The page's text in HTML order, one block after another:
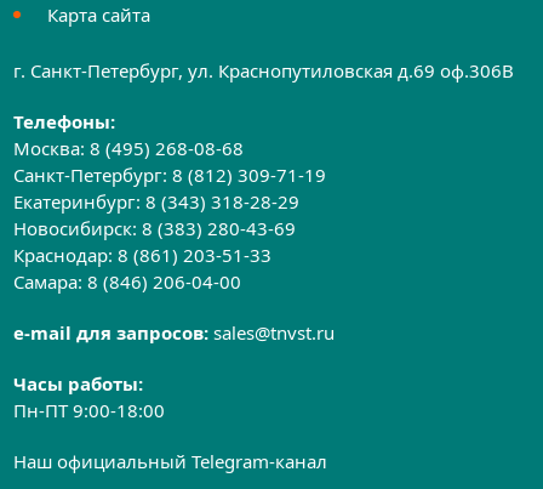
Карта сайта
г. Санкт-Петербург, ул. Краснопутиловская д.69 оф.306B
Телефоны:
Москва:8 (495) 268-08-68
Санкт-Петербург:8 (812) 309-71-19
Екатеринбург:8 (343) 318-28-29
Новосибирск:8 (383) 280-43-69
Краснодар:8 (861) 203-51-33
Самара:8 (846) 206-04-00
e-mail для запросов:sales@tnvst.ru
Часы работы:
Пн-ПТ 9:00-18:00
Наш официальный Telegram-канал